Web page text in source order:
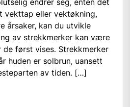
endrer seg, enten det
vekttap eller vektøkning,
årsaker, kan du utvikle
av strekkmerker kan være
først vises. Strekkmerker
huden er solbrun, uansett
av tiden. […]